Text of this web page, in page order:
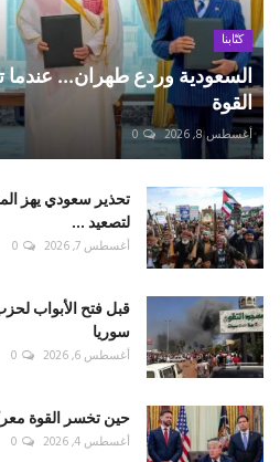
كتّابنا
السعودية وردع طهران... عندما
القوة
أغسطس 8, 2026 0
تحذير سعودي يهز
لتصعيد ...
أغسطس 7, 2026 0
قبل فتح الأبواب
سوريا
أغسطس 6, 2026 0
حين تخسر القوة
أغسطس 4, 2026 0